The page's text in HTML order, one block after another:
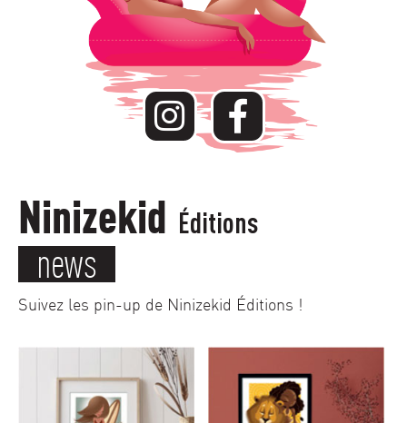
Ninizekid Éditions
news
Suivez les pin-up de Ninizekid Éditions !